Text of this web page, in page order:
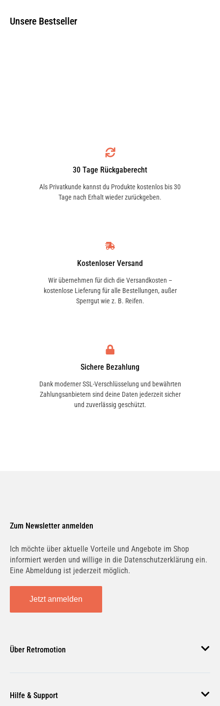
Unsere Bestseller
30 Tage Rückgaberecht
Als Privatkunde kannst du Produkte kostenlos bis 30
Tage nach Erhalt wieder zurückgeben.
Kostenloser Versand
Wir übernehmen für dich die Versandkosten –
kostenlose Lieferung für alle Bestellungen, außer
Sperrgut wie z. B. Reifen.
Sichere Bezahlung
Dank moderner SSL-Verschlüsselung und bewährten
Zahlungsanbietern sind deine Daten jederzeit sicher
und zuverlässig geschützt.
Zum Newsletter anmelden
Ich möchte über aktuelle Vorteile und Angebote im Shop
informiert werden und willige in die Datenschutzerklärung ein.
Eine Abmeldung ist jederzeit möglich.
Jetzt anmelden
Über Retromotion
Unsere Jobs
Hilfe & Support